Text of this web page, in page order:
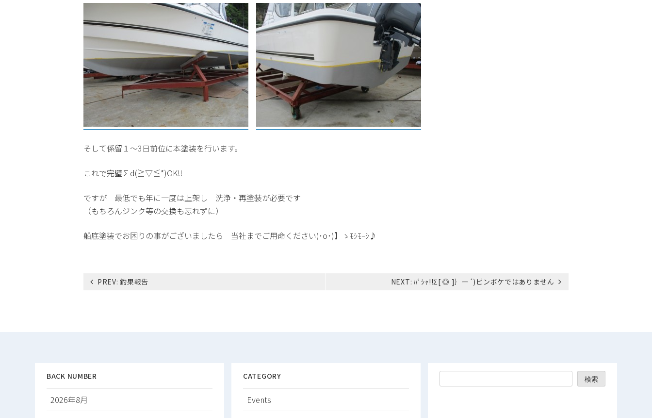
そして係留１～3日前位に本塗装を行います。
これで完璧∑d(≧▽≦*)OK!!
ですが 最低でも年に一度は上架し 洗浄・再塗装が必要です
（もちろんジンク等の交換も忘れずに）
船底塗装でお困りの事がございましたら 当社までご用命ください(･o･)】ゝﾓｼﾓｰｼ♪
ン
PREV: 釣果報告 NEXT: ﾊﾟｼｬ!!Σ[ ◎ ]｝ー´)ピンボケではありません
BACK NUMBER
2026年8月
CATEGORY
Events
検索